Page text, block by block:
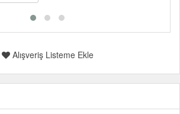
Alışveriş Listeme Ekle